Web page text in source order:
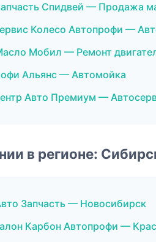
Спидвей — Продажа
Колесо Автопрофи —
Мобил — Ремонт
Альянс — Автомойка
Авто Премиум —
в регионе:
Запчасть — Новосибирск
Карбон Автопрофи —